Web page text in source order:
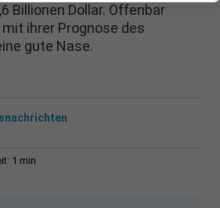
Billionen Dollar. Offenbar
ihrer Prognose des
gute Nase.
1 min